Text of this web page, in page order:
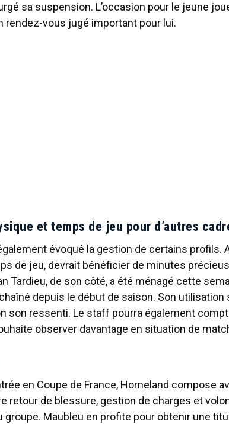
sa suspension. L’occasion pour le jeune
rendez-vous jugé important pour lui.
et temps de jeu pour d’autres
évoqué la gestion de certains profils.
de jeu, devrait bénéficier de minutes
Tardieu, de son côté, a été ménagé cette
depuis le début de saison. Son utilisation
son ressenti. Le staff pourra également
observer davantage en situation de
en Coupe de France, Horneland compose
retour de blessure, gestion de charges et
groupe. Maubleu en profite pour obtenir une